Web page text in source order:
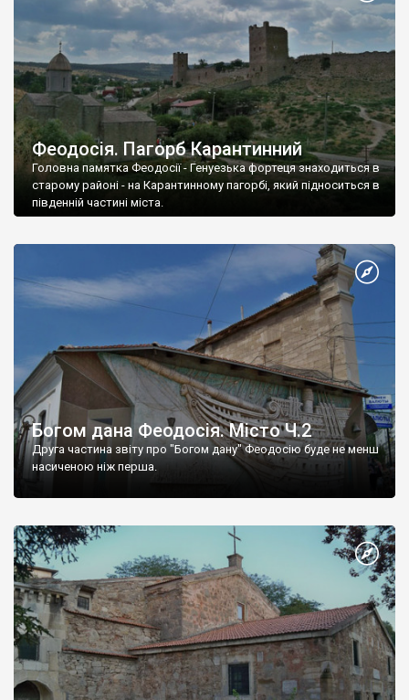
Феодосія. Пагорб Карантинний
Головна памятка Феодосії - Генуезька фортеця знаходиться в
старому районі - на Карантинному пагорбі, який підноситься в
південній частині міста.
Богом дана Феодосія. Місто Ч.2
Друга частина звіту про "Богом дану" Феодосію буде не менш
насиченою ніж перша.